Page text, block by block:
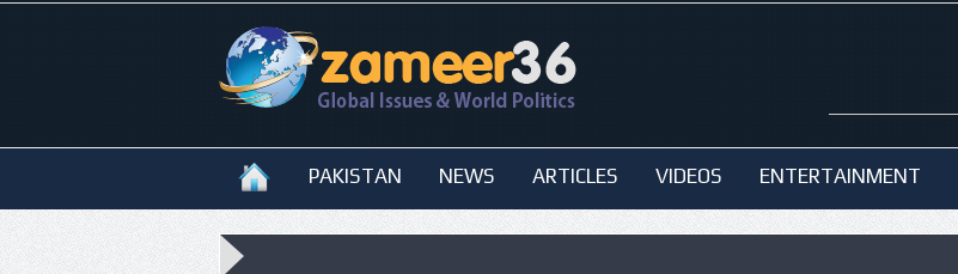
PAKISTAN NEWS ARTICLES VIDEOS ENTERTAINMENT